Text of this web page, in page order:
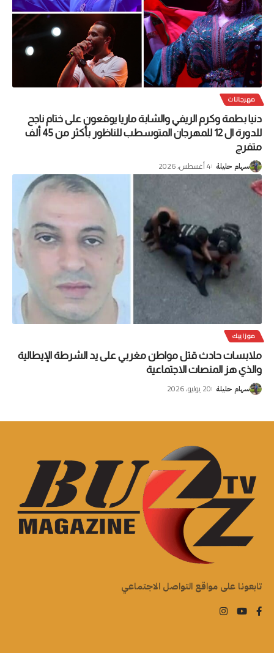
مهرجانات
دنيا بطمة وكرم الريفي والشابة ماريا يوقعون على ختام ناجح
للدورة ال 12 للمهرجان المتوسطب للناظور بأكثر من 45 ألف
متفرج
سهام حليلة 4 أغسطس، 2026
موزاييك
ملابسات حادث قتل مواطن مغربي على يد الشرطة الإيطالية
والذي هز المنصات الاجتماعية
سهام حليلة 20 يوليو، 2026
تابعونا على مواقع التواصل الاجتماعي